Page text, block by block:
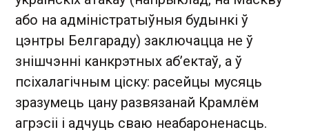
або на адміністратыўныя будынкі ў
цэнтры Белгараду) заключацца не ў
знішчэнні канкрэтных аб’ектаў, а ў
псіхалагічным ціску: расейцы мусяць
зразумець цану развязанай Крамлём
агрэсіі і адчуць сваю неабароненасць.